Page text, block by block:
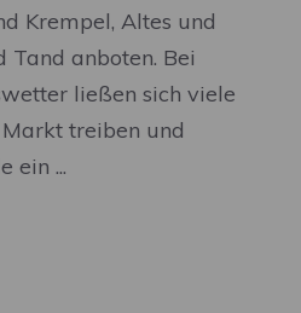
Krempel, Altes und
Tand anboten. Bei
ließen sich viele
treiben und
ein ...